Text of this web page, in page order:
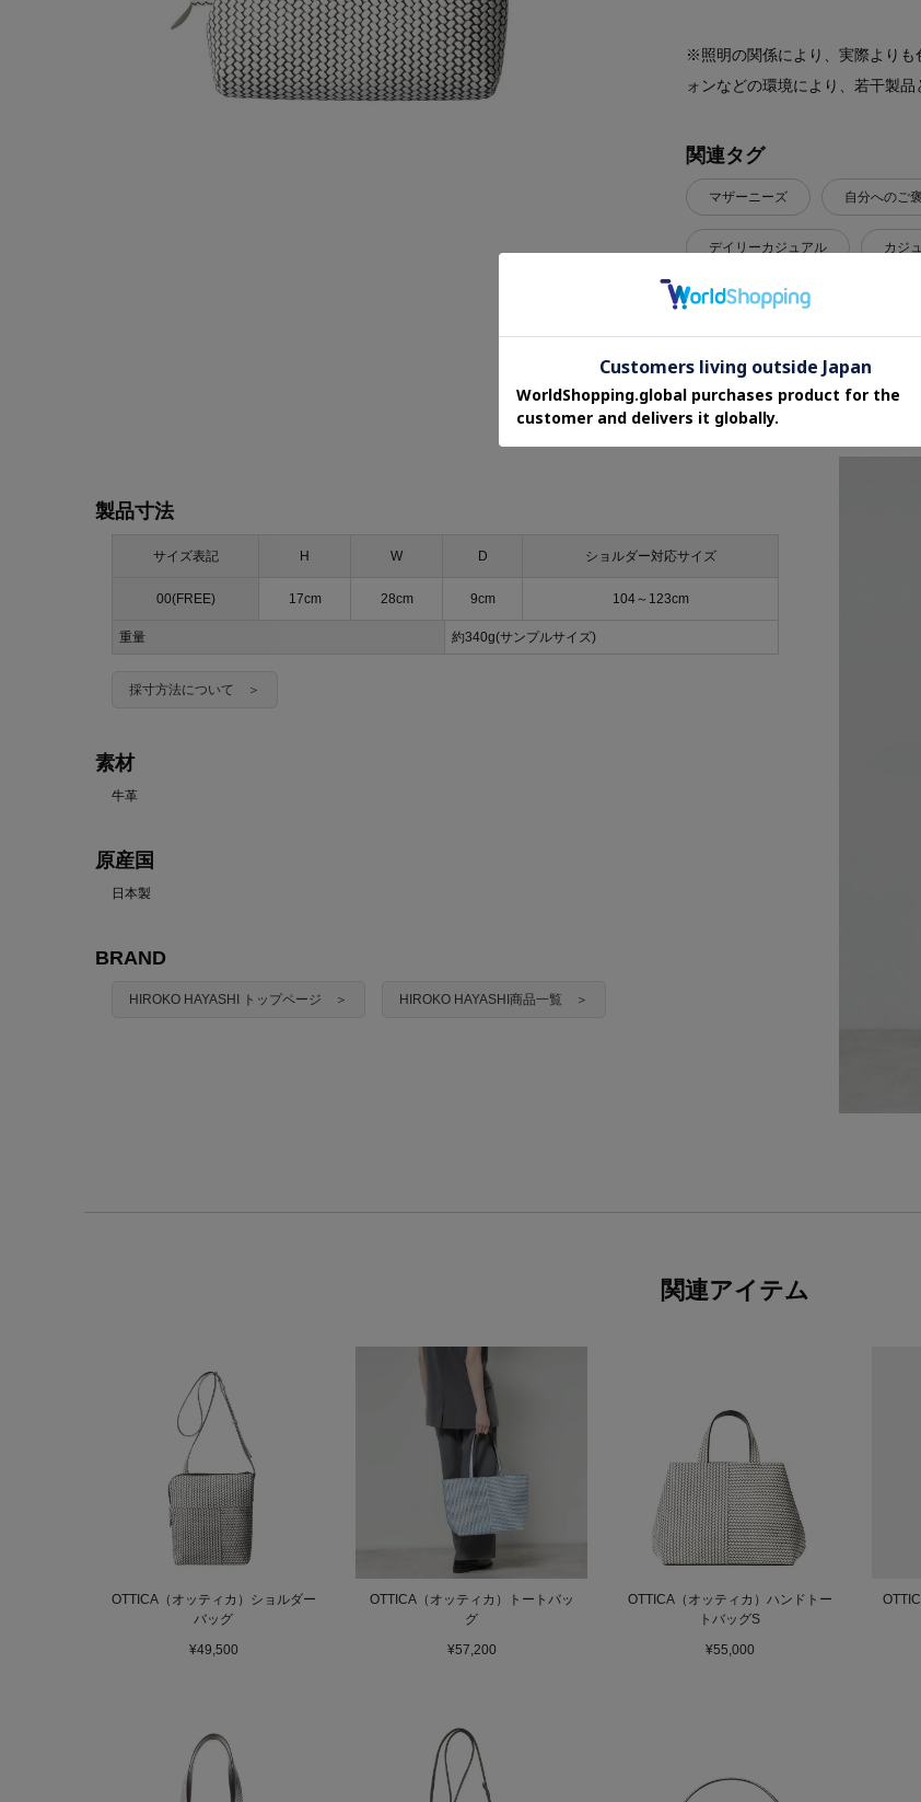
※照明の関係により、実際よりも
ォンなどの環境により、若干製
関連タグ
マザーニーズ 自分へのご
デイリーカジュアル カジ
春 夏
製品寸法
サイズ表記 H W D ショルダー対応サイズ
00(FREE) 17cm 28cm 9cm 104～123cm
重量 約340g(サンプルサイズ)
採寸方法について ＞
素材
牛革
原産国
日本製
BRAND
HIROKO HAYASHI トップページ ＞ HIROKO HAYASHI商品一覧 ＞
関連アイテム
OTTICA（オッティカ）ショルダー
バッグ
¥49,500
OTTICA（オッティカ）トートバッ
グ
¥57,200
OTTICA（オッティカ）ハンドトー
トバッグS
¥55,000